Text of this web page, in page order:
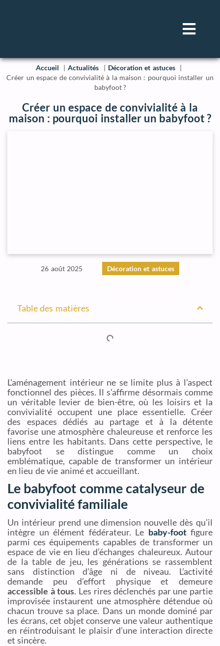
Accueil Actualités
Décoration et astuces
Créer un espace de convivialité à la maison : pourquoi installer un
babyfoot ?
Créer un espace de convivialité à la
maison : pourquoi installer un babyfoot ?
26 août 2025 Décoration et astuces
Table des matières
L’aménagement intérieur ne se limite plus à l’aspect
fonctionnel des pièces. Il s’affirme désormais comme
un véritable levier de bien-être, où les loisirs et la
convivialité occupent une place essentielle. Créer
des espaces dédiés au partage et à la détente
favorise une atmosphère chaleureuse et renforce les
liens entre les habitants. Dans cette perspective, le
babyfoot se distingue comme un choix
emblématique, capable de transformer un intérieur
en lieu de vie animé et accueillant.
Le babyfoot comme catalyseur de
convivialité familiale
Un intérieur prend une dimension nouvelle dès qu’il
intègre un élément fédérateur. Le baby-footfigure
parmi ces équipements capables de transformer un
espace de vie en lieu d’échanges chaleureux. Autour
de la table de jeu, les générations se rassemblent
sans distinction d’âge ni de niveau. L’activité
demande peu d’effort physique et demeure
accessible à tous. Les rires déclenchés par une partie
improvisée instaurent une atmosphère détendue où
chacun trouve sa place. Dans un monde dominé par
les écrans, cet objet conserve une valeur authentique
en réintroduisant le plaisir d’une interaction directe
et sincère.